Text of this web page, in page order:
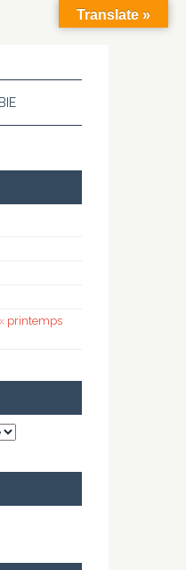
printemps
Translate »